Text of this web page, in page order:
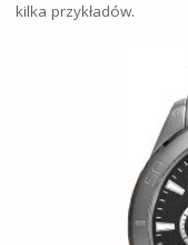
kilka przykładów.